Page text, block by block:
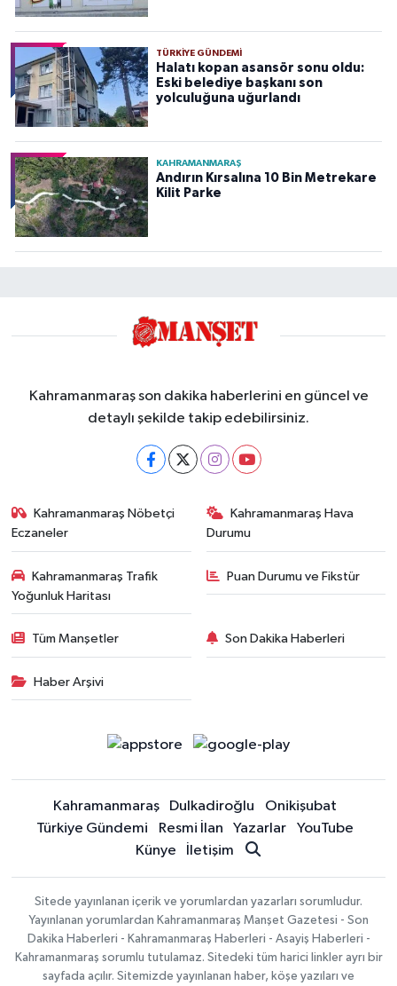
TÜRKIYE GÜNDEMI
Halatı kopan asansör sonu oldu:
Eski belediye başkanı son
yolculuğuna uğurlandı
KAHRAMANMARAŞ
Andırın Kırsalına 10 Bin Metrekare
Kilit Parke
Kahramanmaraş son dakika haberlerini en güncel ve
detaylı şekilde takip edebilirsiniz.
Kahramanmaraş Nöbetçi
Eczaneler
Kahramanmaraş Hava
Durumu
Kahramanmaraş Trafik
Yoğunluk Haritası
Puan Durumu ve Fikstür
Tüm Manşetler Son Dakika Haberleri
Haber Arşivi
Kahramanmaraş Dulkadiroğlu
Onikişubat
Türkiye Gündemi
Resmi İlan Yazarlar
YouTube
Künye
İletişim
Sitede yayınlanan içerik ve yorumlardan yazarları sorumludur.
Yayınlanan yorumlardan Kahramanmaraş Manşet Gazetesi - Son
Dakika Haberleri - Kahramanmaraş Haberleri - Asayiş Haberleri -
Kahramanmaraş sorumlu tutulamaz. Sitedeki tüm harici linkler ayrı bir
sayfada açılır. Sitemizde yayınlanan haber, köşe yazıları ve